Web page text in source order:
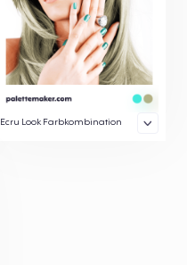
Ecru Look Farbkombination